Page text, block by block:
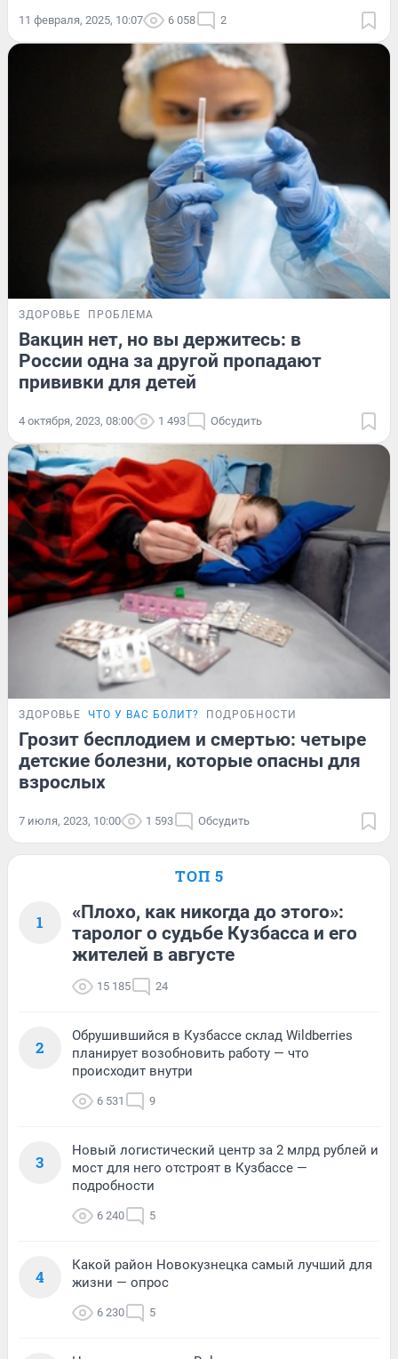
11 февраля, 2025, 10:07 6 058 2
ЗДОРОВЬЕ ПРОБЛЕМА
Вакцин нет, но вы держитесь: в
России одна за другой пропадают
прививки для детей
4 октября, 2023, 08:00 1 493 Обсудить
ЗДОРОВЬЕ ЧТО У ВАС БОЛИТ? ПОДРОБНОСТИ
Грозит бесплодием и смертью: четыре
детские болезни, которые опасны для
взрослых
7 июля, 2023, 10:00 1 593 Обсудить
ТОП 5
1
«Плохо, как никогда до этого»:
таролог о судьбе Кузбасса и его
жителей в августе
15 185 24
2
Обрушившийся в Кузбассе склад Wildberries
планирует возобновить работу — что
происходит внутри
6 531 9
3
Новый логистический центр за 2 млрд рублей и
мост для него отстроят в Кузбассе —
подробности
6 240 5
4
Какой район Новокузнецка самый лучший для
жизни — опрос
6 230 5